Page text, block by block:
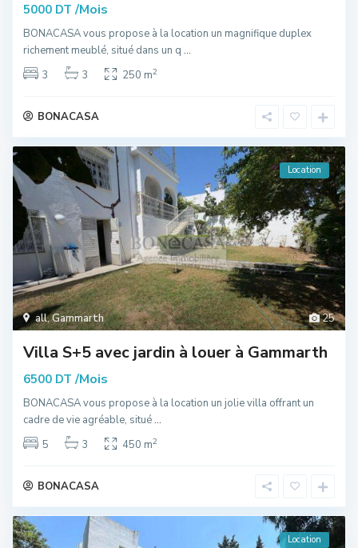
5000 DT/Mois
BONACASA vous propose à la location un magnifique duplex
richement meublé, situé dans un q ...
3
3 250 m2
BONACASA
25
all,Gammarth
Location
Villa S+5 avec jardin à louer à Gammarth
6500 DT/Mois
BONACASA vous propose à la location un jolie villa offrant un
cadre de vie agréable, situé...
5
3 450 m2
BONACASA
Location